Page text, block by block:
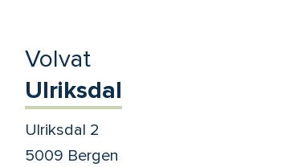
Volvat
Ulriksdal
Ulriksdal 2
5009 Bergen